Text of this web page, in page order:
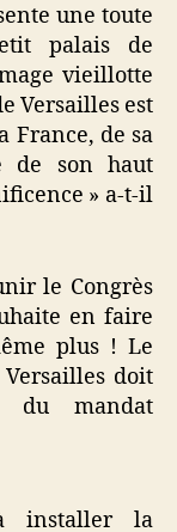
une toute
palais de
vieillotte
Versailles est
France, de sa
de son haut
» a-t-il
le Congrès
en faire
plus ! Le
doit
du mandat
installer la